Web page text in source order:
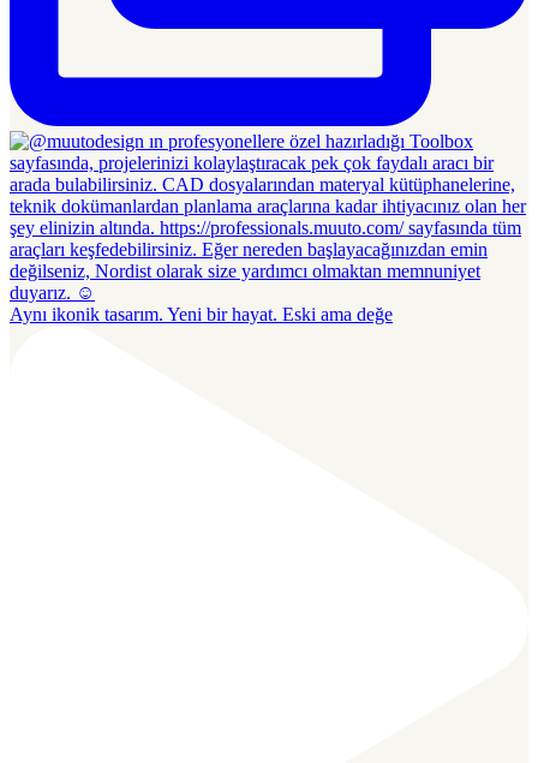
Aynı ikonik tasarım. Yeni bir hayat. Eski ama değe